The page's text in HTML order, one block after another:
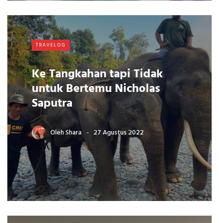
TRAVELOG
Ke Tangkahan tapi Tidak
untuk Bertemu Nicholas
Saputra
OlehShara 27 Agustus 2022